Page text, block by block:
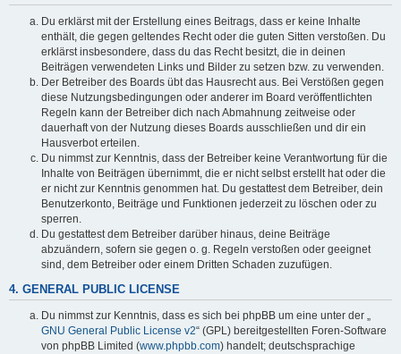
Du erklärst mit der Erstellung eines Beitrags, dass er keine Inhalte
enthält, die gegen geltendes Recht oder die guten Sitten verstoßen. Du
erklärst insbesondere, dass du das Recht besitzt, die in deinen
Beiträgen verwendeten Links und Bilder zu setzen bzw. zu verwenden.
Der Betreiber des Boards übt das Hausrecht aus. Bei Verstößen gegen
diese Nutzungsbedingungen oder anderer im Board veröffentlichten
Regeln kann der Betreiber dich nach Abmahnung zeitweise oder
dauerhaft von der Nutzung dieses Boards ausschließen und dir ein
Hausverbot erteilen.
Du nimmst zur Kenntnis, dass der Betreiber keine Verantwortung für die
Inhalte von Beiträgen übernimmt, die er nicht selbst erstellt hat oder die
er nicht zur Kenntnis genommen hat. Du gestattest dem Betreiber, dein
Benutzerkonto, Beiträge und Funktionen jederzeit zu löschen oder zu
sperren.
Du gestattest dem Betreiber darüber hinaus, deine Beiträge
abzuändern, sofern sie gegen o. g. Regeln verstoßen oder geeignet
sind, dem Betreiber oder einem Dritten Schaden zuzufügen.
4. GENERAL PUBLIC LICENSE
Du nimmst zur Kenntnis, dass es sich bei phpBB um eine unter der „
GNU General Public License v2“ (GPL) bereitgestellten Foren-Software
von phpBB Limited (www.phpbb.com) handelt; deutschsprachige